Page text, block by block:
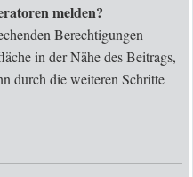
melden?
Berechtigungen
in der Nähe des Beitrags,
durch die weiteren Schritte